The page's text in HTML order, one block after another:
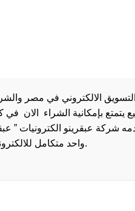
الالكتروني في مصر
يتمتع بإمكانية الشراء الان
شركة عبقرينو الكترونيات ”
واحد متكامل للالكترونيات وادوات الصيانة . هذا ما يجعل موقع عبقرينو دوت كوم من أفضل مواقع تسوق عبر الإنترنت في مصر.